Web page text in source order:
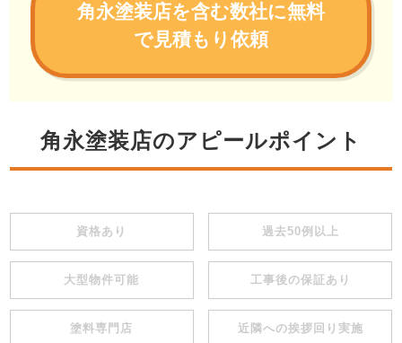
角永塗装店を含む数社に無料
で見積もり依頼
角永塗装店のアピールポイント
資格あり 過去50例以上
大型物件可能 工事後の保証あり
塗料専門店 近隣への挨拶回り実施